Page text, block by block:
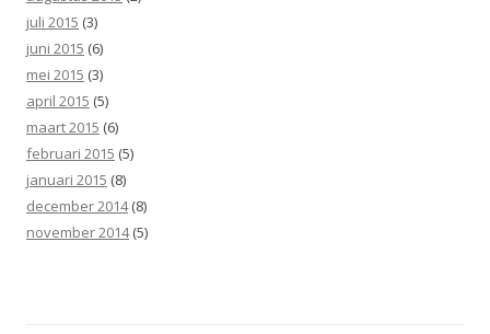
juli 2015 (3)
juni 2015 (6)
mei 2015 (3)
april 2015 (5)
maart 2015 (6)
februari 2015 (5)
januari 2015 (8)
december 2014(8)
november 2014(5)